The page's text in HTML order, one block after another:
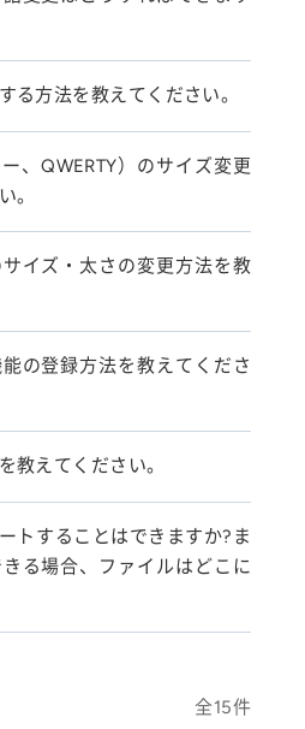
る方法を教えてください。
、QWERTY）のサイズ変更
。
イズ・太さの変更方法を教
の登録方法を教えてくださ
教えてください。
トすることはできますか?ま
る場合、ファイルはどこに
全15件